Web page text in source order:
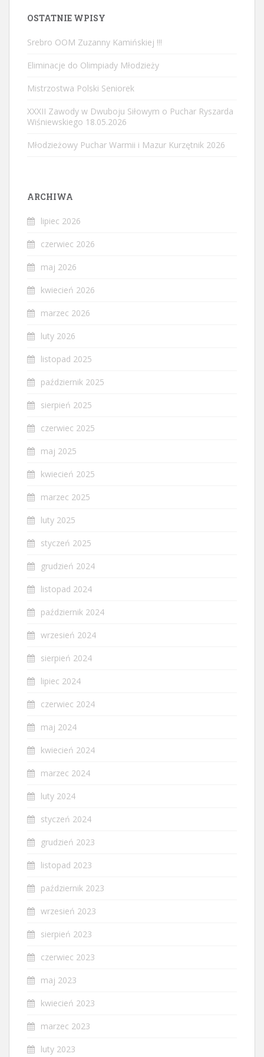
OSTATNIE WPISY
Srebro OOM Zuzanny Kamińskiej !!!
Eliminacje do Olimpiady Młodzieży
Mistrzostwa Polski Seniorek
XXXII Zawody w Dwuboju Siłowym o Puchar Ryszarda
Wiśniewskiego 18.05.2026
Młodzieżowy Puchar Warmii i Mazur Kurzętnik 2026
ARCHIWA
lipiec 2026
czerwiec 2026
maj 2026
kwiecień 2026
marzec 2026
luty 2026
listopad 2025
październik 2025
sierpień 2025
czerwiec 2025
maj 2025
kwiecień 2025
marzec 2025
luty 2025
styczeń 2025
grudzień 2024
listopad 2024
październik 2024
wrzesień 2024
sierpień 2024
lipiec 2024
czerwiec 2024
maj 2024
kwiecień 2024
marzec 2024
luty 2024
styczeń 2024
grudzień 2023
listopad 2023
październik 2023
wrzesień 2023
sierpień 2023
czerwiec 2023
maj 2023
kwiecień 2023
marzec 2023
luty 2023